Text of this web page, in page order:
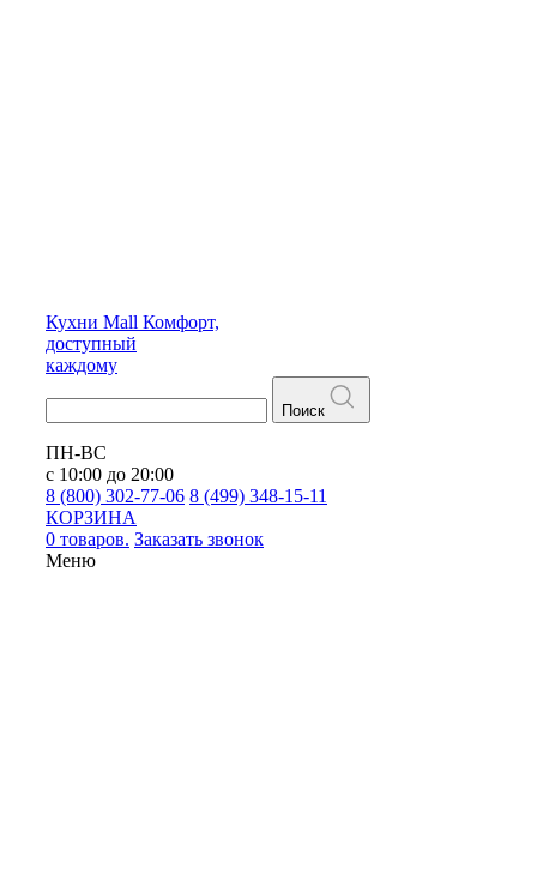
Кухни Mall Комфорт,
доступный
каждому
Поиск
ПН-ВС
с 10:00 до 20:00
8 (800) 302-77-06 8 (499) 348-15-11
КОРЗИНА
0 товаров. Заказать звонок
Меню